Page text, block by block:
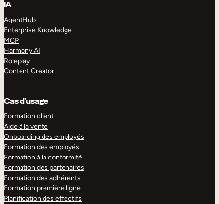
IA
AgentHub
Enterprise Knowledge
MCP
Harmony AI
Roleplay
Content Creator
Cas d’usage
Formation client
Aide à la vente
Onboarding des employés
Formation des employés
Formation à la conformité
Formation des partenaires
Formation des adhérents
Formation première ligne
Planification des effectifs